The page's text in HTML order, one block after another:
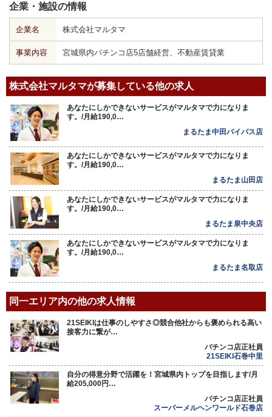
企業・施設の情報
企業名 株式会社マルタマ
事業内容 宮城県内パチンコ店5店舗経営、不動産賃貸業
株式会社マルタマが募集している他の求人
あなたにしかできないサービスがマルタマで力になりま
す。/月給190,0…
まるたま中田バイパス店
あなたにしかできないサービスがマルタマで力になりま
す。/月給190,0…
まるたま山田店
あなたにしかできないサービスがマルタマで力になりま
す。/月給190,0…
まるたま泉中央店
あなたにしかできないサービスがマルタマで力になりま
す。/月給190,0…
まるたま名取店
同一エリア内の他の求人情報
21SEIKIは仕事のしやすさ◎競合他社からも褒められる高い
接客力に繋が…
パチンコ店正社員
21SEIKI石巻中里
自分の得意分野で活躍を！宮城県内トップを目指します/月
給205,000円…
パチンコ店正社員
スーパーメルヘンワールド石巻店